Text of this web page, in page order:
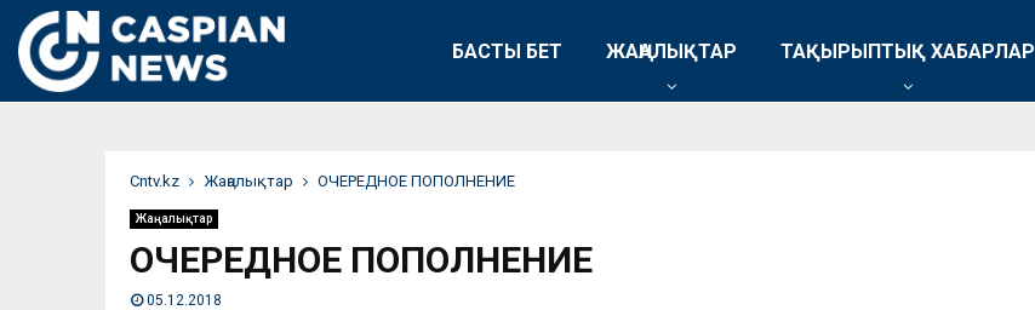
БАСТЫ БЕТ ЖАҢАЛЫҚТАР ТАҚЫРЫПТЫҚ ХАБАРЛАР
Сntv.kz Жаңалықтар ОЧЕРЕДНОЕ ПОПОЛНЕНИЕ
Жаңалықтар
ОЧЕРЕДНОЕ ПОПОЛНЕНИЕ
05.12.2018